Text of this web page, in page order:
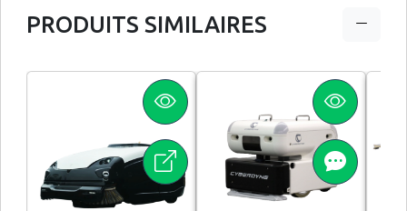
PRODUITS SIMILAIRES